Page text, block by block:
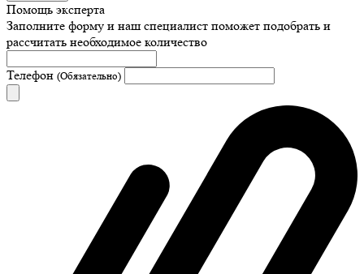
Помощь эксперта
Заполните форму и наш специалист поможет подобрать и
рассчитать необходимое количество
Телефон (Обязательно)